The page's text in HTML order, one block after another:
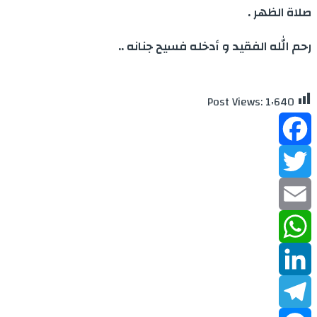
صلاة الظهر.
رحم الله الفقيد و أدخله فسيح جنانه ..
Post Views:1٬640
Facebook
Twitter
Email
WhatsApp
LinkedIn